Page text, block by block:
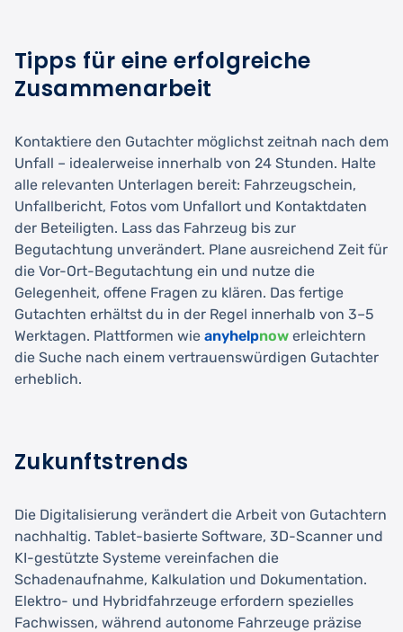
Tipps für eine erfolgreiche
Zusammenarbeit
Kontaktiere den Gutachter möglichst zeitnah nach dem
Unfall – idealerweise innerhalb von 24 Stunden. Halte
alle relevanten Unterlagen bereit: Fahrzeugschein,
Unfallbericht, Fotos vom Unfallort und Kontaktdaten
der Beteiligten. Lass das Fahrzeug bis zur
Begutachtung unverändert. Plane ausreichend Zeit für
die Vor-Ort-Begutachtung ein und nutze die
Gelegenheit, offene Fragen zu klären. Das fertige
Gutachten erhältst du in der Regel innerhalb von 3–5
Werktagen. Plattformen wie anyhelpnow erleichtern
die Suche nach einem vertrauenswürdigen Gutachter
erheblich.
Zukunftstrends
Die Digitalisierung verändert die Arbeit von Gutachtern
nachhaltig. Tablet-basierte Software, 3D-Scanner und
KI-gestützte Systeme vereinfachen die
Schadenaufnahme, Kalkulation und Dokumentation.
Elektro- und Hybridfahrzeuge erfordern spezielles
Fachwissen, während autonome Fahrzeuge präzise